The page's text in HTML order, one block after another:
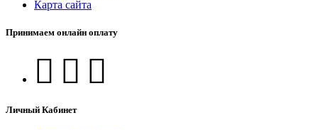
Карта сайта
Принимаем онлайн оплату
Личный Кабинет